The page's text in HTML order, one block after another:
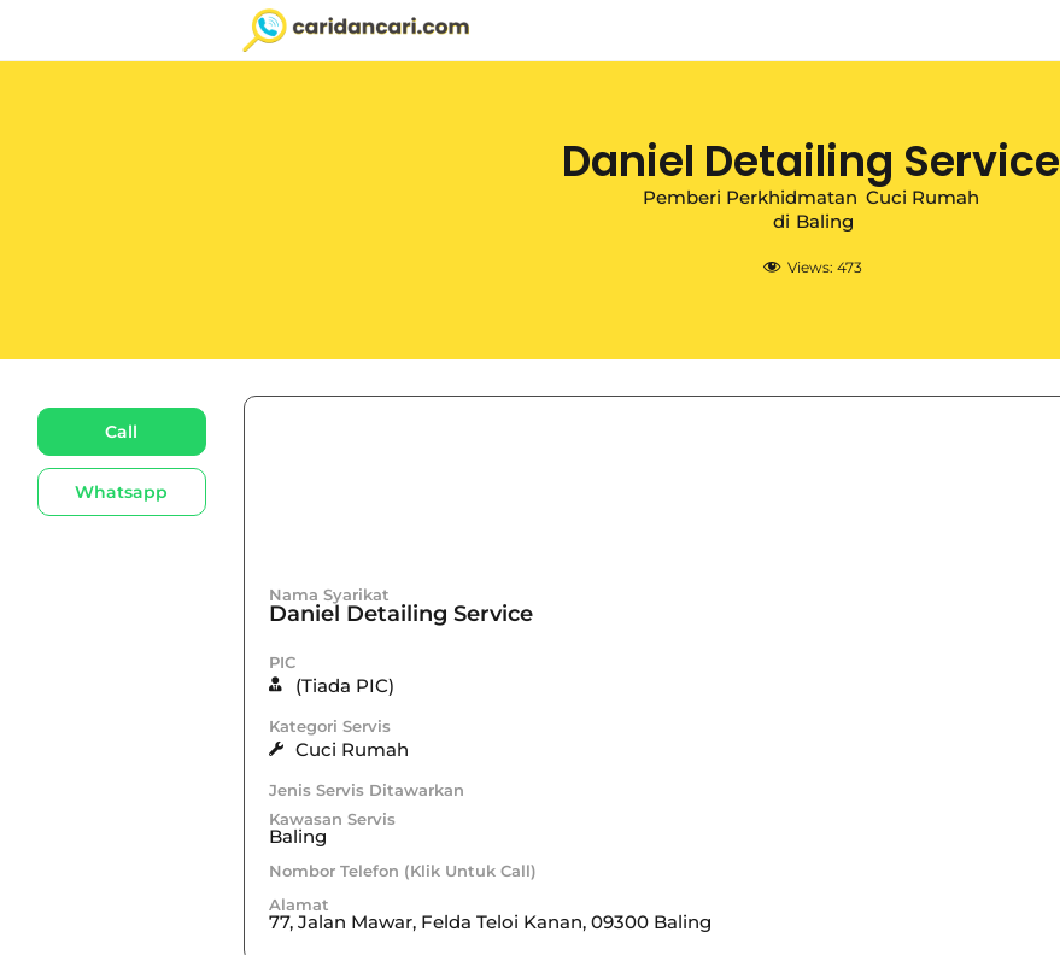
Daniel Detailing Service
Pemberi Perkhidmatan Cuci Rumah
di Baling
Views: 473
Call
Whatsapp
Nama Syarikat
Daniel Detailing Service
PIC
(Tiada PIC)
Kategori Servis
Cuci Rumah
Jenis Servis Ditawarkan
Kawasan Servis
Baling
Nombor Telefon (Klik Untuk Call)
Alamat
77, Jalan Mawar, Felda Teloi Kanan, 09300 Baling